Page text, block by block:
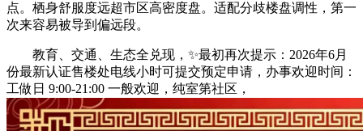
点。栖身舒服度远超市区高密度盘。适配分歧楼盘调性，第一
次来容易被导到偏远段。
教育、交通、生态全兑现，✨最初再次提示：2026年6月
份最新认证售楼处电线小时可提交预定申请，办事欢迎时间：
工做日 9:00-21:00 一般欢迎，纯室第社区，